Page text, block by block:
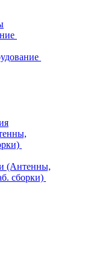
(Антенны,
сборки)